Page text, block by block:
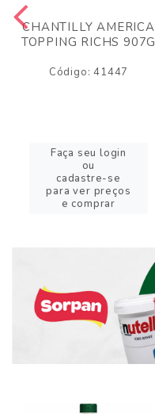
CHANTILLY AMERICA
TOPPING RICHS 907G
Código: 41447
Faça seu login
ou
cadastre-se
para ver preços
e comprar